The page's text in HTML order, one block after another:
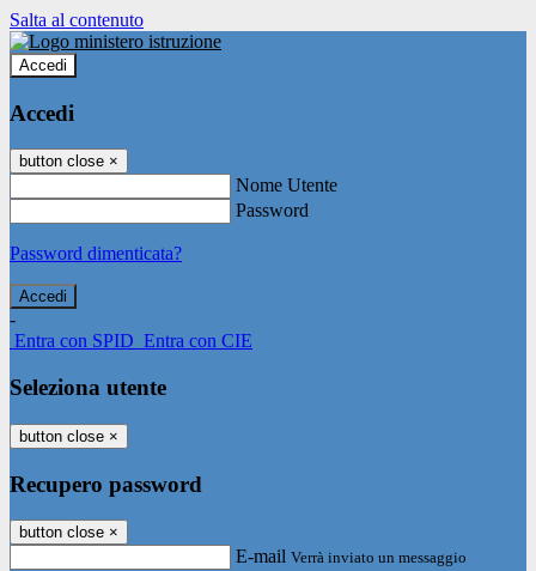
Salta al contenuto
Accedi
Accedi
button close ×
Nome Utente
Password
Password dimenticata?
-
Entra con SPID Entra con CIE
Seleziona utente
button close ×
Recupero password
button close ×
E-mail Verrà inviato un messaggio